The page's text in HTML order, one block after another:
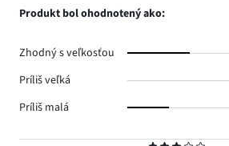
Produkt bol ohodnotený ako:
Zhodný s veľkosťou
Príliš veľká
Príliš malá